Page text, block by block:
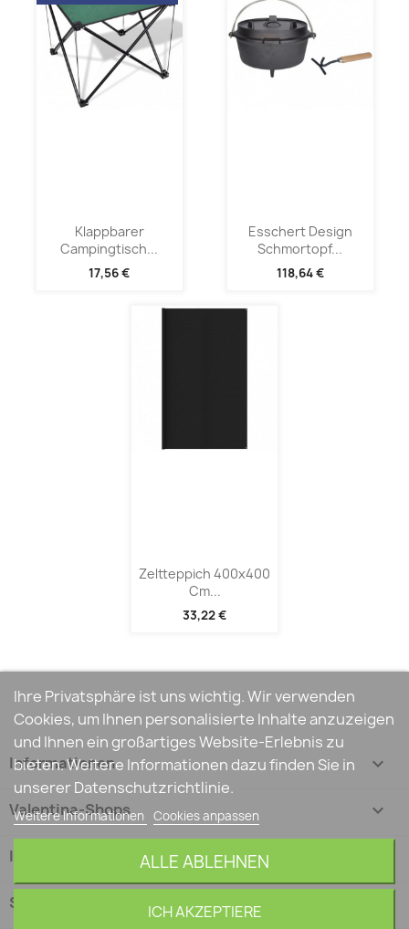
Klappbarer
Campingtisch...
17,56 €
Esschert Design
Schmortopf...
118,64 €
Zeltteppich 400x400
Cm...
33,22 €
Informationen 
Valentina-Shops 
Ihr Konto
Shop-Einstellungen
Ihre Privatsphäre ist uns wichtig. Wir verwenden
Cookies, um Ihnen personalisierte Inhalte anzuzeigen
und Ihnen ein großartiges Website-Erlebnis zu
bieten. Weitere Informationen dazu finden Sie in
unserer Datenschutzrichtlinie.
Weitere Informationen Cookies anpassen
ALLE ABLEHNEN
ICH AKZEPTIERE